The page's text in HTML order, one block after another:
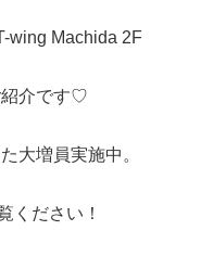
wing Machida 2F
紹介です♡
大増員実施中。
ください！